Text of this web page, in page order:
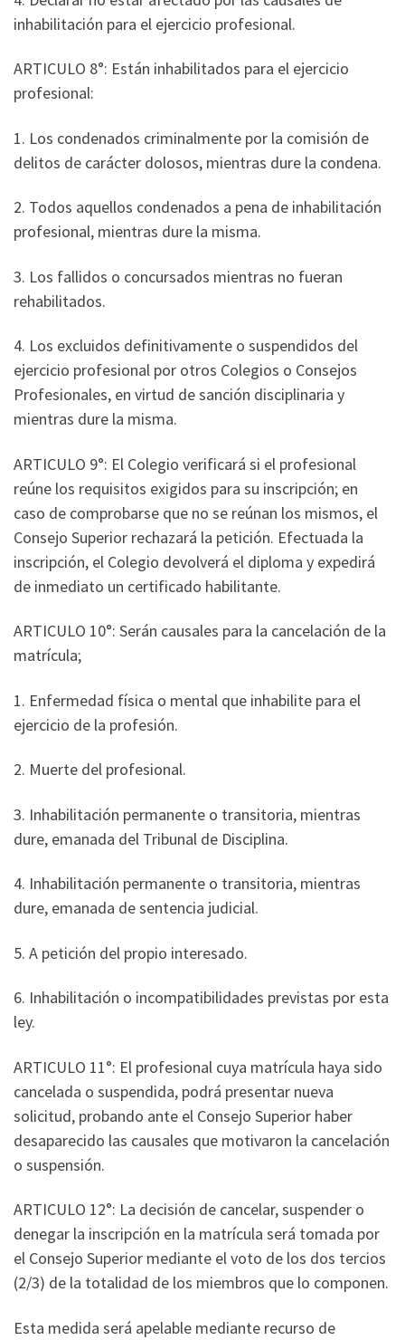
inhabilitación para el ejercicio profesional.
ARTICULO 8°: Están inhabilitados para el ejercicio
profesional:
1. Los condenados criminalmente por la comisión de
delitos de carácter dolosos, mientras dure la condena.
2. Todos aquellos condenados a pena de inhabilitación
profesional, mientras dure la misma.
3. Los fallidos o concursados mientras no fueran
rehabilitados.
4. Los excluidos definitivamente o suspendidos del
ejercicio profesional por otros Colegios o Consejos
Profesionales, en virtud de sanción disciplinaria y
mientras dure la misma.
ARTICULO 9°: El Colegio verificará si el profesional
reúne los requisitos exigidos para su inscripción; en
caso de comprobarse que no se reúnan los mismos, el
Consejo Superior rechazará la petición. Efectuada la
inscripción, el Colegio devolverá el diploma y expedirá
de inmediato un certificado habilitante.
ARTICULO 10°: Serán causales para la cancelación de la
matrícula;
1. Enfermedad física o mental que inhabilite para el
ejercicio de la profesión.
2. Muerte del profesional.
3. Inhabilitación permanente o transitoria, mientras
dure, emanada del Tribunal de Disciplina.
4. Inhabilitación permanente o transitoria, mientras
dure, emanada de sentencia judicial.
5. A petición del propio interesado.
6. Inhabilitación o incompatibilidades previstas por esta
ley.
ARTICULO 11°: El profesional cuya matrícula haya sido
cancelada o suspendida, podrá presentar nueva
solicitud, probando ante el Consejo Superior haber
desaparecido las causales que motivaron la cancelación
o suspensión.
ARTICULO 12°: La decisión de cancelar, suspender o
denegar la inscripción en la matrícula será tomada por
el Consejo Superior mediante el voto de los dos tercios
(2/3) de la totalidad de los miembros que lo componen.
Esta medida será apelable mediante recurso de